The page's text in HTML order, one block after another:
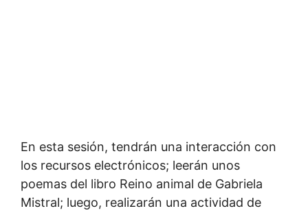
En esta sesión, tendrán una interacción con
los recursos electrónicos; leerán unos
poemas del libro Reino animal de Gabriela
Mistral; luego, realizarán una actividad de